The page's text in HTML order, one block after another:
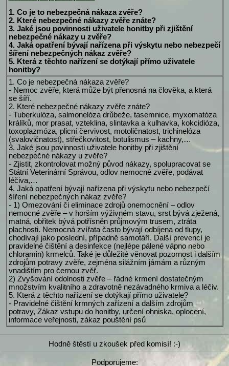
1. Co je to nebezpečná nákaza zvěře?
2. Které nebezpečné nákazy zvěře znáte?
3. Jaké jsou povinnosti uživatele honitby při zjištění
nebezpečné nákazy u zvěře?
4. Jaká opatření bývají nařízena při výskytu nebo nebezpečí
šíření nebezpečných nákaz zvěře?
5. Která z těchto nařízení se dotýkají přímo uživatele
honitby?
1. Co je nebezpečná nákaza zvěře?
- Nemoc zvěře, která může být přenosná na člověka, a která
se šíří.
2. Které nebezpečné nákazy zvěře znáte?
- Tuberkulóza, salmonelóza drůbeže, tasemnice, myxomatóza
králíků, mor prasat, vzteklina, slintavka a kulhavka, kokcidióza,
toxoplazmóza, plicní červivost, motoličnatost, trichinelóza
(svalovičnatost), střečkovitost, botulismus – kachny,…
3. Jaké jsou povinnosti uživatele honitby při zjištění
nebezpečné nákazy u zvěře?
- Zjistit, zkontrolovat možný původ nákazy, spolupracovat se
Státní Veterinární Správou, odlov nemocné zvěře, podávat
léčiva,…
4. Jaká opatření bývají nařízena při výskytu nebo nebezpečí
šíření nebezpečných nákaz zvěře?
- 1) Omezování či eliminace zdrojů onemocnění – odlov
nemocné zvěře – v horším výživném stavu, srst bývá zježená,
matná, obřitek bývá potřísněn průjmovým trusem, ztráta
plachosti. Nemocná zvířata často bývají odbíjena od tlupy,
chodívají jako poslední, případně samotáří. Další prevencí je
pravidelné čištění a desinfekce (nejlépe pálené vápno nebo
chloramin) krmelců. Také je důležité věnovat pozornost i dalším
zdrojům potravy zvěře, zejména silážním jámám a různým
vnadištím pro černou zvěř.
2) Zvyšování odolnosti zvěře – řádné krmení dostatečným
množstvím kvalitního a zdravotně nezávadného krmiva a léčiv.
5. Která z těchto nařízení se dotýkají přímo uživatele?
- Pravidelné čištění krmných zařízení a dalším zdrojům
potravy, Zákaz vstupu do honitby, určení ohniska, oplocení,
informace veřejnosti, zákaz pouštění psů
Hodně štěstí u zkoušek před komisí! :-)
Podporujeme: